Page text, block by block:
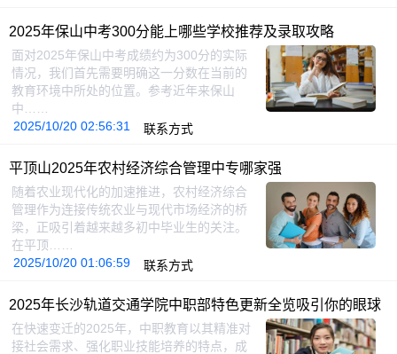
2025年保山中考300分能上哪些学校推荐及录取攻略
面对2025年保山中考成绩约为300分的实际
情况，我们首先需要明确这一分数在当前的
教育环境中所处的位置。参考近年来保山
中……
2025/10/20 02:56:31
联系方式
平顶山2025年农村经济综合管理中专哪家强
随着农业现代化的加速推进，农村经济综合
管理作为连接传统农业与现代市场经济的桥
梁，正吸引着越来越多初中毕业生的关注。
在平顶……
2025/10/20 01:06:59
联系方式
2025年长沙轨道交通学院中职部特色更新全览吸引你的眼球
在快速变迁的2025年，中职教育以其精准对
接社会需求、强化职业技能培养的特点，成